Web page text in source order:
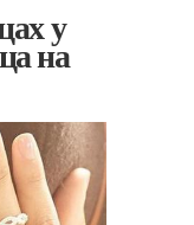
у
на